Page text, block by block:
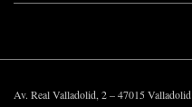
Av. Real Valladolid, 2 – 47015 Valladolid